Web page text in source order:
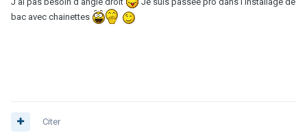
bac avec chainettes
Citer